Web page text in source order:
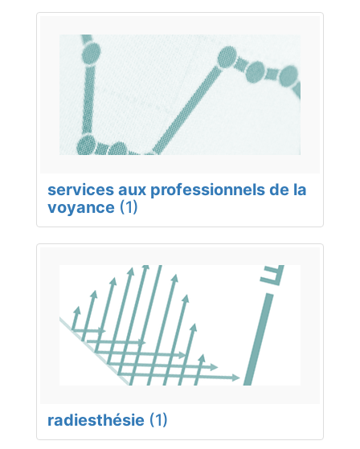
services aux professionnels de la
voyance (1)
radiesthésie (1)